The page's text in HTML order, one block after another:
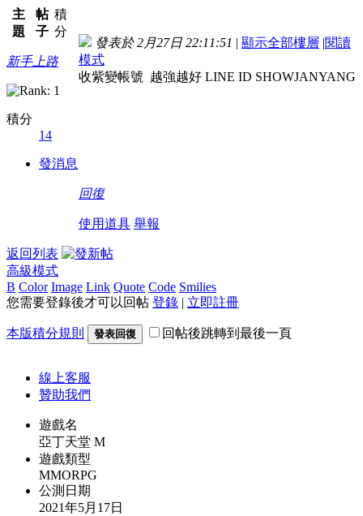
主
題
帖
子
積
分
新手上路
積分
14
發消息
發表於 2月27日 22:11:51 | 顯示全部樓層 |閱讀
模式
收紫變帳號 越強越好 LINE ID SHOWJANYANG
回復
使用道具 舉報
返回列表
高級模式
B Color Image Link Quote Code Smilies
您需要登錄後才可以回帖 登錄 | 立即註冊
本版積分規則 發表回復 回帖後跳轉到最後一頁
線上客服
贊助我們
遊戲名
亞丁天堂 M
遊戲類型
MMORPG
公測日期
2021年5月17日